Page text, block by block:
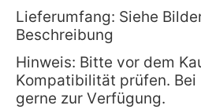
Lieferumfang: Siehe
Beschreibung
Hinweis: Bitte vor dem
Kompatibilität prüfen. Bei
gerne zur Verfügung.